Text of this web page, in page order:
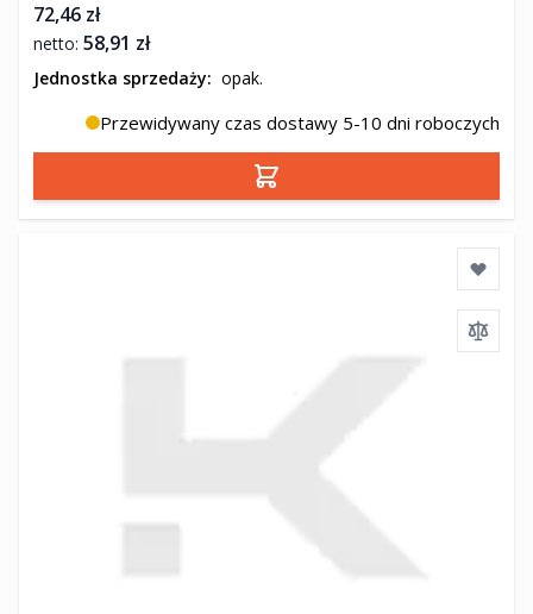
72,46 zł
58,91 zł
Jednostka sprzedaży: opak.
Przewidywany czas dostawy 5-10 dni roboczych
Dodaj do koszyka